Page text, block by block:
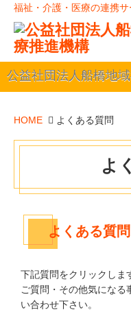
福祉・介護・医療の連携
推
HOME よくある質問
よ
よくある質
下記質問をクリックしま
ご質問・その他気になる
い合わせ下さい。